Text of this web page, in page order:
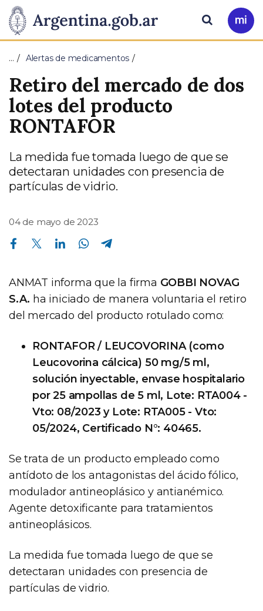
Presidencia
de
la
Nación
Pasar al contenido principal
Ir
a
Buscar
… Alertas de medicamentos
Retiro del mercado de dos
lotes del producto
RONTAFOR
La medida fue tomada luego de que se
detectaran unidades con presencia de
partículas de vidrio.
04 de mayo de 2023
Compartir en Facebook Compartir en Twitter Compartir en Linkedin Compartir en Whatsapp
ANMAT informa que la firma GOBBI NOVAG
S.A. ha iniciado de manera voluntaria el retiro
del mercado del producto rotulado como:
RONTAFOR / LEUCOVORINA (como
Leucovorina cálcica) 50 mg/5 ml,
solución inyectable, envase hospitalario
por 25 ampollas de 5 ml, Lote: RTA004 -
Vto: 08/2023 y Lote: RTA005 - Vto:
05/2024, Certificado N°: 40465.
Se trata de un producto empleado como
antídoto de los antagonistas del ácido fólico,
modulador antineoplásico y antianémico.
Agente detoxificante para tratamientos
antineoplásicos.
La medida fue tomada luego de que se
detectaran unidades con presencia de
partículas de vidrio.